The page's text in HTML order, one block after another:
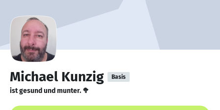
Michael Kunzig Basis
ist gesund und munter. 🥦